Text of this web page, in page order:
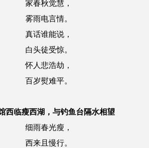
家春秋觉慧，
雾雨电言情。
真话谁能说，
白头徒受惊。
怀人悲浩劫，
百岁熨难平。
西临瘦西湖，与钓鱼台隔水相望
细雨春光瘦，
西来且慢行。